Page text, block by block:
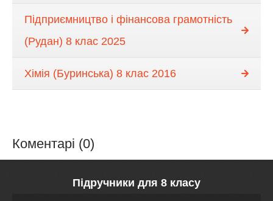
Підприємництво і фінансова грамотність
(Рудан) 8 клас 2025
Хімія (Буринська) 8 клас 2016
Коментарі (0)
Підручники для 8 класу